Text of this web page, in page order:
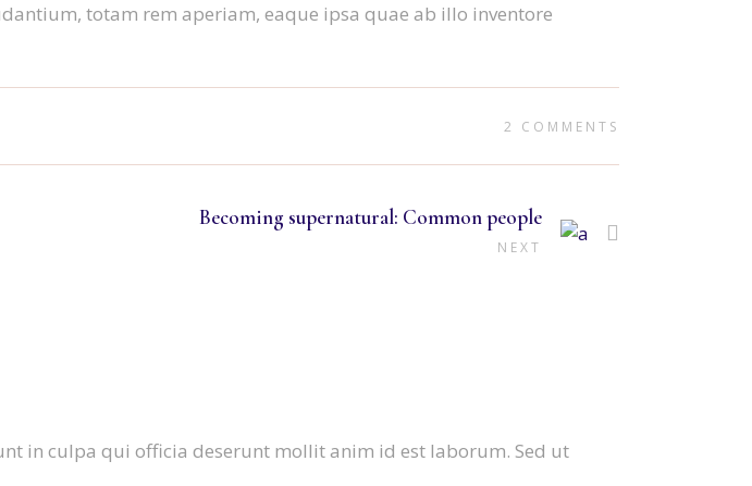
totam rem aperiam, eaque ipsa quae ab illo inventore
2 COMMENTS
Becoming supernatural: Common people
NEXT
in culpa qui officia deserunt mollit anim id est laborum. Sed ut